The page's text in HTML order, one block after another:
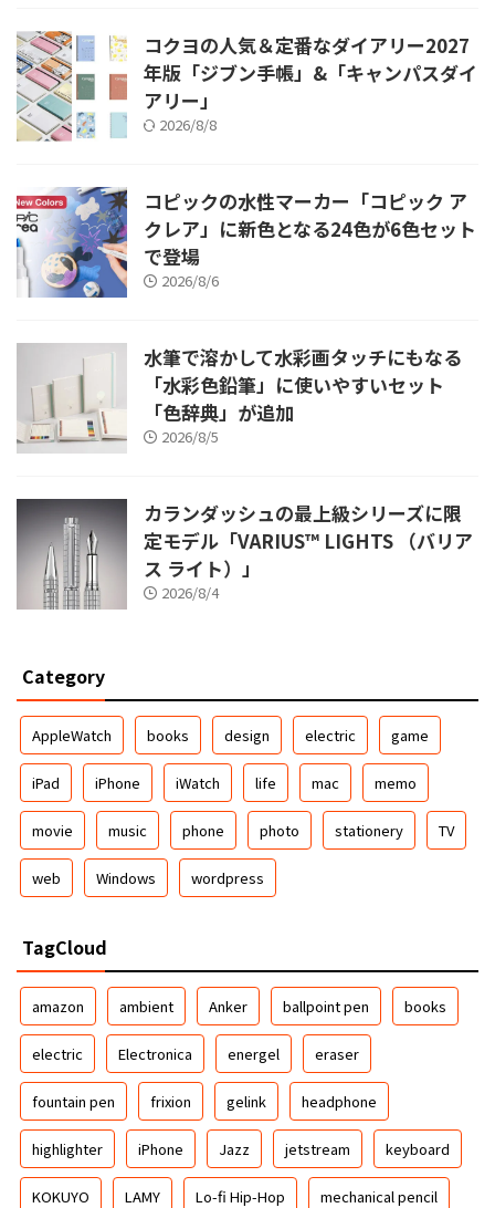
コクヨの人気＆定番なダイアリー2027
年版「ジブン手帳」&「キャンパスダイ
アリー」
2026/8/8
コピックの水性マーカー「コピック ア
クレア」に新色となる24色が6色セット
で登場
2026/8/6
水筆で溶かして水彩画タッチにもなる
「水彩色鉛筆」に使いやすいセット
「色辞典」が追加
2026/8/5
カランダッシュの最上級シリーズに限
定モデル「VARIUS™ LIGHTS （バリア
ス ライト）」
2026/8/4
Category
AppleWatch books design electric game
iPad iPhone iWatch life mac memo
movie music phone photo stationery TV
web Windows wordpress
TagCloud
amazon ambient Anker ballpoint pen books
electric Electronica energel eraser
fountain pen frixion gelink headphone
highlighter iPhone Jazz jetstream keyboard
KOKUYO LAMY Lo-fi Hip-Hop mechanical pencil